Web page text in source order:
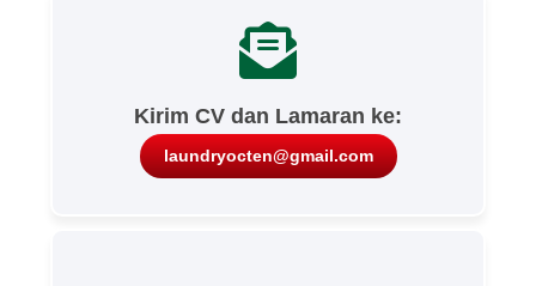
Kirim CV dan Lamaran ke:
laundryocten@gmail.com